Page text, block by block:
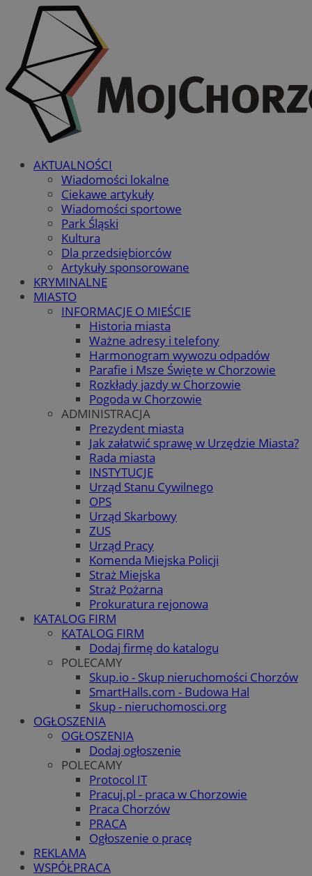
AKTUALNOŚCI
Wiadomości lokalne
Ciekawe artykuły
Wiadomości sportowe
Park Śląski
Kultura
Dla przedsiębiorców
Artykuły sponsorowane
KRYMINALNE
MIASTO
INFORMACJE O MIEŚCIE
Historia miasta
Ważne adresy i telefony
Harmonogram wywozu odpadów
Parafie i Msze Święte w Chorzowie
Rozkłady jazdy w Chorzowie
Pogoda w Chorzowie
ADMINISTRACJA
Prezydent miasta
Jak załatwić sprawę w Urzędzie Miasta?
Rada miasta
INSTYTUCJE
Urząd Stanu Cywilnego
OPS
Urząd Skarbowy
ZUS
Urząd Pracy
Komenda Miejska Policji
Straż Miejska
Straż Pożarna
Prokuratura rejonowa
KATALOG FIRM
KATALOG FIRM
Dodaj firmę do katalogu
POLECAMY
Skup.io - Skup nieruchomości Chorzów
SmartHalls.com - Budowa Hal
Skup - nieruchomosci.org
OGŁOSZENIA
OGŁOSZENIA
Dodaj ogłoszenie
POLECAMY
Protocol IT
Pracuj.pl - praca w Chorzowie
Praca Chorzów
PRACA
Ogłoszenie o pracę
REKLAMA
WSPÓŁPRACA